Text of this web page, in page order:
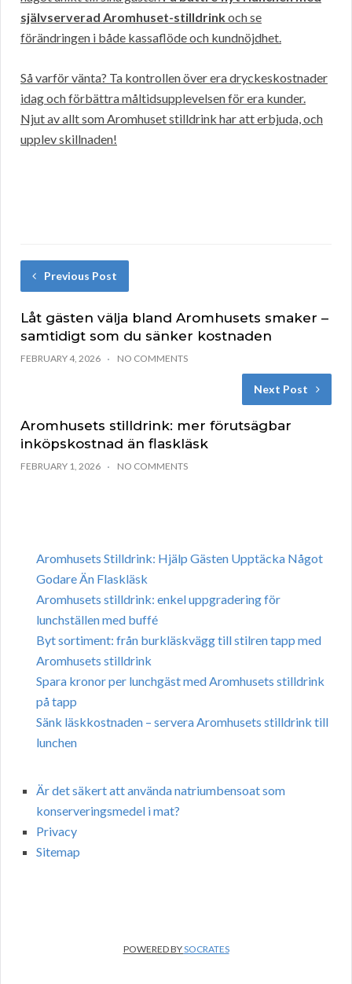
självserverad Aromhuset-stilldrinkoch se
förändringen i både kassaflöde och kundnöjdhet.
Så varför vänta? Ta kontrollen över era dryckeskostnader
idag och förbättra måltidsupplevelsen för era kunder.
Njut av allt som Aromhuset stilldrink har att erbjuda, och
upplev skillnaden!
Previous Post
Låt gästen välja bland Aromhusets smaker –
samtidigt som du sänker kostnaden
FEBRUARY 4, 2026 NO COMMENTS
Next Post
Aromhusets stilldrink: mer förutsägbar
inköpskostnad än flaskläsk
FEBRUARY 1, 2026 NO COMMENTS
Aromhusets Stilldrink: Hjälp Gästen Upptäcka Något
Godare Än Flaskläsk
Aromhusets stilldrink: enkel uppgradering för
lunchställen med buffé
Byt sortiment: från burkläskvägg till stilren tapp med
Aromhusets stilldrink
Spara kronor per lunchgäst med Aromhusets stilldrink
på tapp
Sänk läskkostnaden – servera Aromhusets stilldrink till
lunchen
Är det säkert att använda natriumbensoat som
konserveringsmedel i mat?
Privacy
Sitemap
POWERED BYSOCRATES